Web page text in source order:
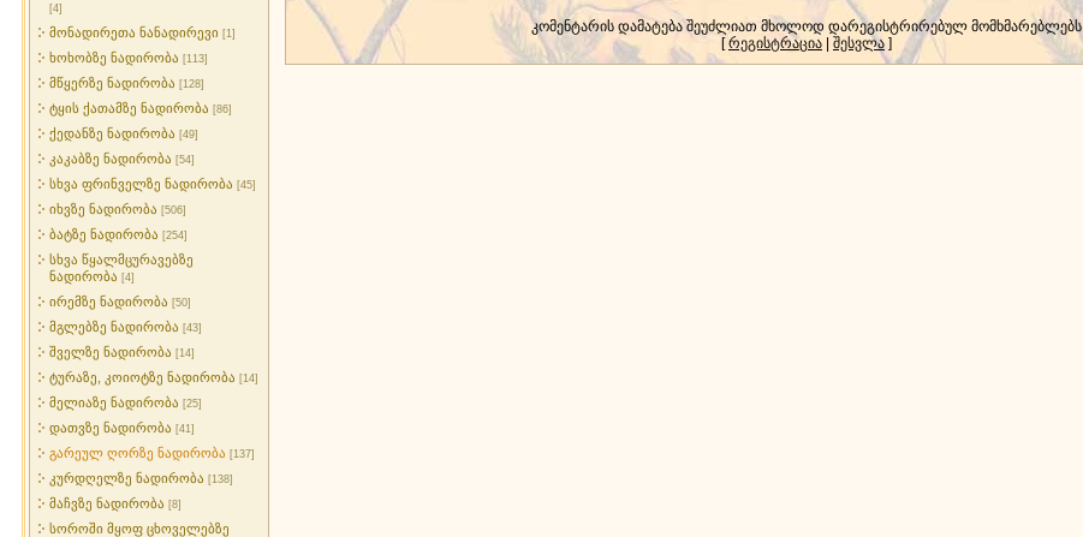
[4]
მონადირეთა ნანადირევი [1]
ხოხობზე ნადირობა [113]
მწყერზე ნადირობა [128]
ტყის ქათამზე ნადირობა [86]
ქედანზე ნადირობა [49]
კაკაბზე ნადირობა [54]
სხვა ფრინველზე ნადირობა [45]
იხვზე ნადირობა [506]
ბატზე ნადირობა [254]
სხვა წყალმცურავებზე
ნადირობა [4]
ირემზე ნადირობა [50]
მგლებზე ნადირობა [43]
შველზე ნადირობა [14]
ტურაზე, კოიოტზე ნადირობა [14]
მელიაზე ნადირობა [25]
დათვზე ნადირობა [41]
გარეულ ღორზე ნადირობა [137]
კურდღელზე ნადირობა [138]
მაჩვზე ნადირობა [8]
სოროში მყოფ ცხოველებზე
კომენტარის დამატება შეუძლიათ მხოლოდ დარეგისტრირებულ მომხმარებლებს
[რეგისტრაცია შესვლა ]